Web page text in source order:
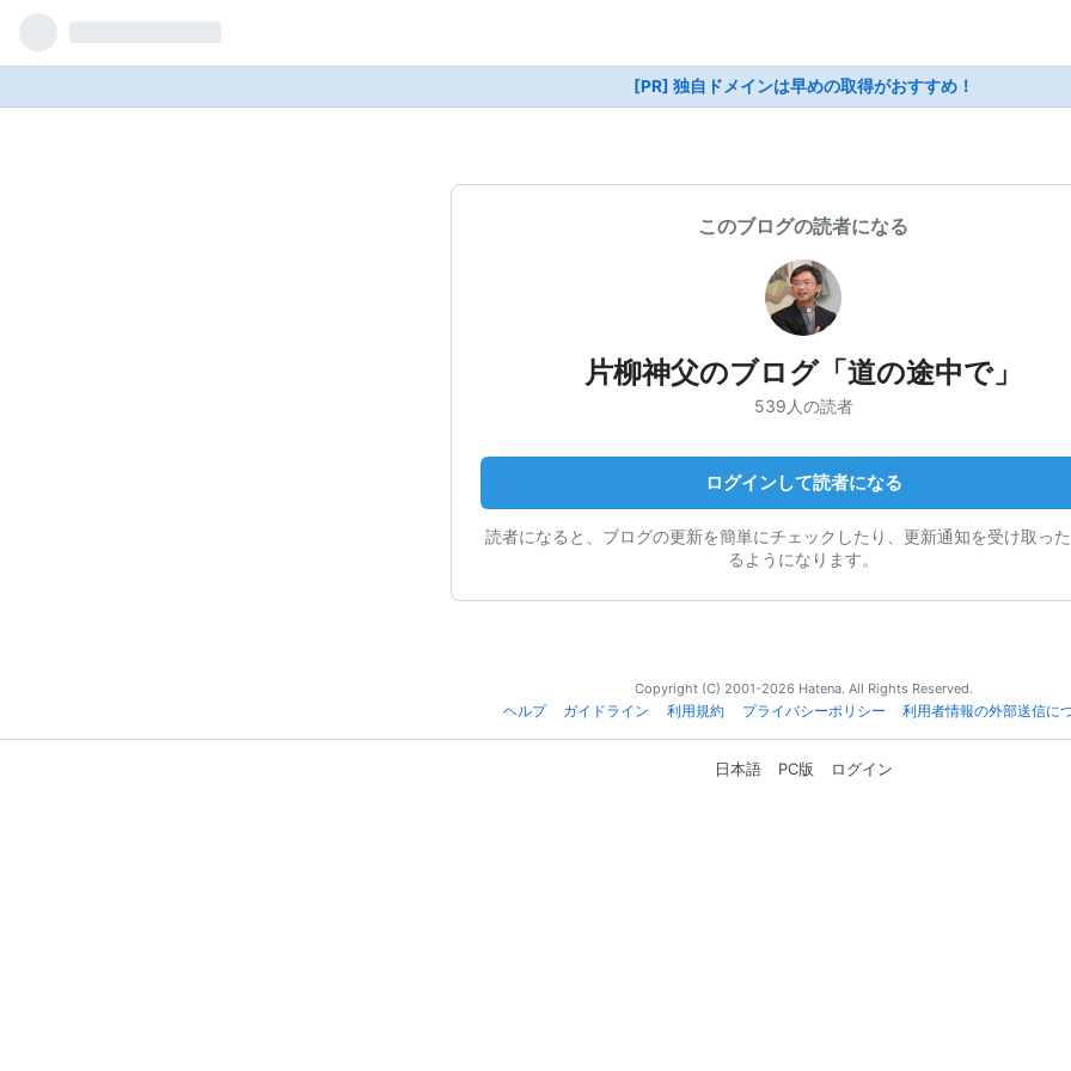
[PR] 独自ドメインは早めの取得がおすすめ！
このブログの読者になる
片柳神父のブログ「道の途中で」
539人の読者
ログインして読者になる
読者になると、ブログの更新を簡単にチェックしたり、更新通知を受け取っ
るようになります。
Copyright (C) 2001-2026 Hatena. All Rights Reserved.
ヘルプ
ガイドライン 利用規約 プライバシーポリシー 利用者情報の外部送信に
日本語 PC版 ログイン